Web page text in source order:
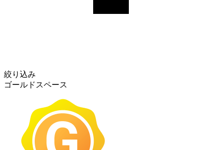
絞り込み
ゴールドスペース